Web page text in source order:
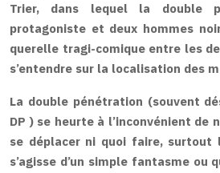
Trier, dans lequel la double
protagoniste et deux hommes
querelle tragi-comique entre les
s’entendre sur la localisation des
La double pénétration (souvent
DP ) se heurte à l’inconvénient de
se déplacer ni quoi faire, surtout
s’agisse d’un simple fantasme ou